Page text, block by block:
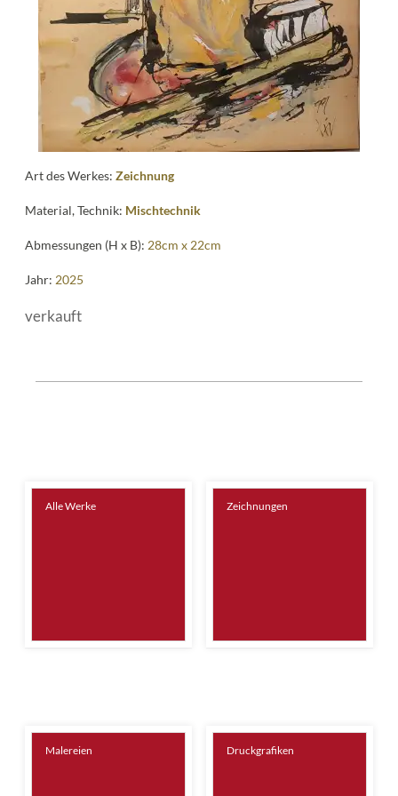
Art des Werkes:Zeichnung
Material, Technik: Mischtechnik
Abmessungen (H x B): 28cm x 22cm
Jahr: 2025
verkauft
Alle Werke Zeichnungen
Malereien Druckgrafiken